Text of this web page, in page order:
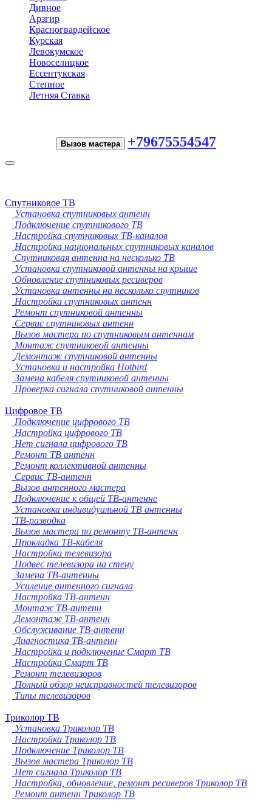
Дивное
Арзгир
Красногвардейское
Курская
Левокумское
Новоселицкое
Ессентукская
Степное
Летняя Ставка
Вызов мастера +79675554547
Toggle
Спутниковое ТВ
Установка спутниковых антенн
Подключение спутникового ТВ
Настройка спутниковых ТВ-каналов
Настройка национальных спутниковых каналов
Спутниковая антенна на несколько ТВ
Установка спутниковой антенны на крыше
Обновление спутниковых ресиверов
Установка антенны на несколько спутников
Настройка спутниковых антенн
Ремонт спутниковой антенны
Сервис спутниковых антенн
Вызов мастера по спутниковым антеннам
Монтаж спутниковой антенны
Демонтаж спутниковой антенны
Установка и настройка Hotbird
Замена кабеля спутниковой антенны
Проверка сигнала спутниковой антенны
Цифровое ТВ
Подключение цифрового ТВ
Настройка цифрового ТВ
Нет сигнала цифрового ТВ
Ремонт ТВ антенн
Ремонт коллективной антенны
Сервис ТВ-антенн
Вызов антенного мастера
Подключение к общей ТВ-антенне
Установка индивидуальной ТВ антенны
ТВ-разводка
Вызов мастера по ремонту ТВ-антенн
Прокладка ТВ-кабеля
Настройка телевизора
Подвес телевизора на стену
Замена ТВ-антенны
Усиление антенного сигнала
Настройка ТВ-антенн
Монтаж ТВ-антенн
Демонтаж ТВ-антенн
Обслуживание ТВ-антенн
Диагностика ТВ-антенн
Настройка и подключение Смарт ТВ
Настройка Смарт ТВ
Ремонт телевизоров
Полный обзор неисправностей телевизоров
Типы телевизоров
Триколор ТВ
Установка Триколор ТВ
Настройка Триколор ТВ
Подключение Триколор ТВ
Вызов мастера Триколор ТВ
Нет сигнала Триколор ТВ
Настройка, обновление, ремонт ресиверов Триколор ТВ
Ремонт антенн Триколор ТВ